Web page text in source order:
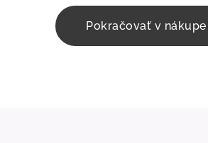
Pokračovať v nákupe